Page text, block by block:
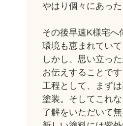
やはり個々にあっ
その後早速K様宅へ
環境も恵まれてい
しかし、思い立っ
お伝えすることです
工程として、まず
塗装。そしてこれ
了解をいただいて